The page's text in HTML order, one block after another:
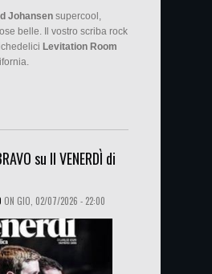
Johansen supercool,
belle. Il vostro scriba rock
Levitation Room
su Il VENERDÌ di
ON GIO, 02/07/2026 - 22:00